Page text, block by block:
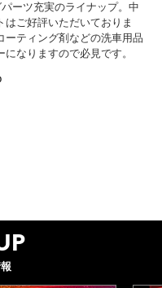
ーツ充実のライナップ。中
はご好評いただいておりま
ーティング剤などの洗車用品
なりますので必見です。